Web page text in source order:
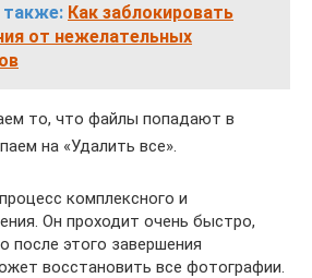
также: Как заблокировать
от нежелательных
то, что файлы попадают в
на «Удалить все».
комплексного и
Он проходит очень быстро,
после этого завершения
восстановить все фотографии.